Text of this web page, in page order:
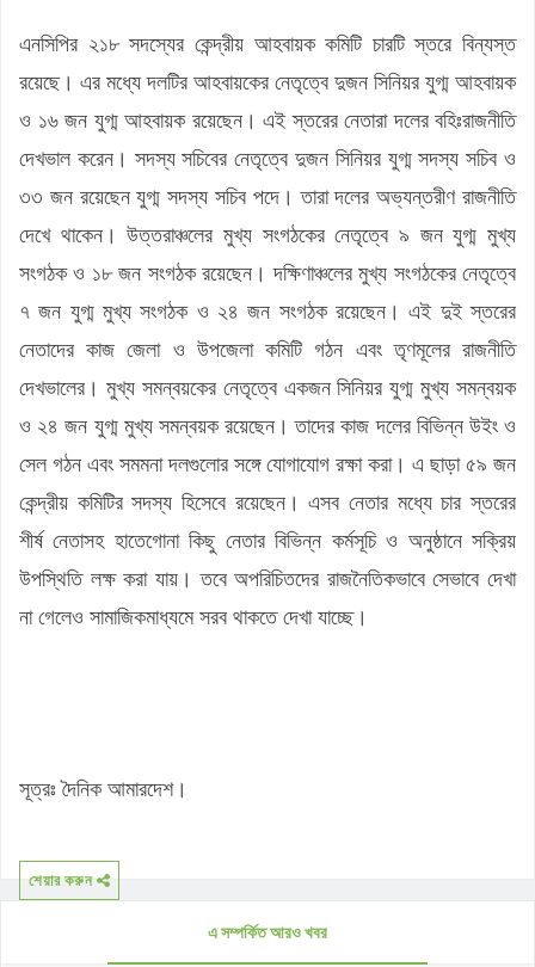
এনসিপির ২১৮ সদস্যের কেন্দ্রীয় আহবায়ক কমিটি চারটি স্তরে বিন্যস্ত
রয়েছে। এর মধ্যে দলটির আহবায়কের নেতৃত্বে দুজন সিনিয়র যুগ্ম আহবায়ক
ও ১৬ জন যুগ্ম আহবায়ক রয়েছেন। এই স্তরের নেতারা দলের বহিঃরাজনীতি
দেখভাল করেন। সদস্য সচিবের নেতৃত্বে দুজন সিনিয়র যুগ্ম সদস্য সচিব ও
৩৩ জন রয়েছেন যুগ্ম সদস্য সচিব পদে। তারা দলের অভ্যন্তরীণ রাজনীতি
দেখে থাকেন। উত্তরাঞ্চলের মুখ্য সংগঠকের নেতৃত্বে ৯ জন যুগ্ম মুখ্য
সংগঠক ও ১৮ জন সংগঠক রয়েছেন। দক্ষিণাঞ্চলের মুখ্য সংগঠকের নেতৃত্বে
৭ জন যুগ্ম মুখ্য সংগঠক ও ২৪ জন সংগঠক রয়েছেন। এই দুই স্তরের
নেতাদের কাজ জেলা ও উপজেলা কমিটি গঠন এবং তৃণমূলের রাজনীতি
দেখভালের। মুখ্য সমন্বয়কের নেতৃত্বে একজন সিনিয়র যুগ্ম মুখ্য সমন্বয়ক
ও ২৪ জন যুগ্ম মুখ্য সমন্বয়ক রয়েছেন। তাদের কাজ দলের বিভিন্ন উইং ও
সেল গঠন এবং সমমনা দলগুলোর সঙ্গে যোগাযোগ রক্ষা করা। এ ছাড়া ৫৯ জন
কেন্দ্রীয় কমিটির সদস্য হিসেবে রয়েছেন। এসব নেতার মধ্যে চার স্তরের
শীর্ষ নেতাসহ হাতেগোনা কিছু নেতার বিভিন্ন কর্মসূচি ও অনুষ্ঠানে সক্রিয়
উপস্থিতি লক্ষ করা যায়। তবে অপরিচিতদের রাজনৈতিকভাবে সেভাবে দেখা
না গেলেও সামাজিকমাধ্যমে সরব থাকতে দেখা যাচ্ছে।
সূত্রঃ দৈনিক আমারদেশ।
শেয়ার করুন
এ সম্পর্কিত আরও খবর